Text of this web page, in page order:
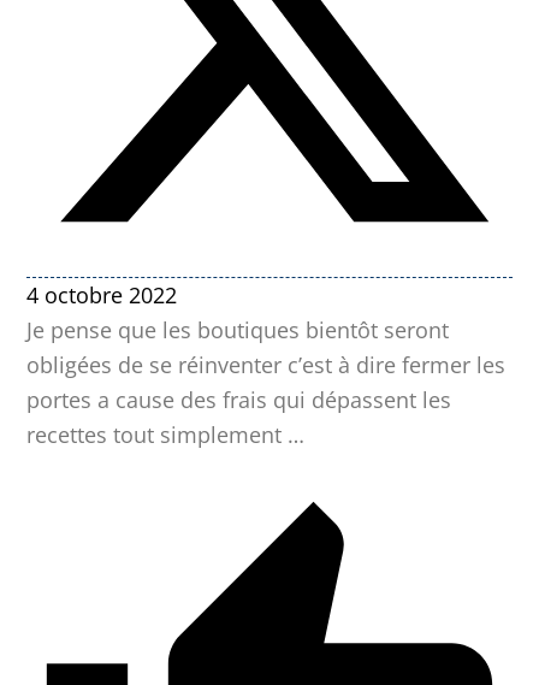
4 octobre 2022
Je pense que les boutiques bientôt seront
obligées de se réinventer c’est à dire fermer les
portes a cause des frais qui dépassent les
recettes tout simplement …